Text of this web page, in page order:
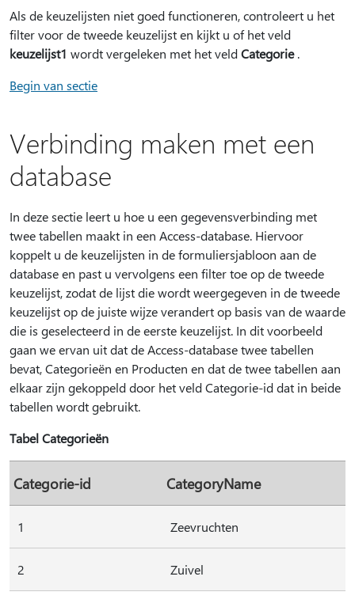
Als de keuzelijsten niet goed functioneren, controleert u het
filter voor de tweede keuzelijst en kijkt u of het veld
keuzelijst1 wordt vergeleken met het veldCategorie.
Begin van sectie
Verbinding maken met een
database
In deze sectie leert u hoe u een gegevensverbinding met
twee tabellen maakt in een Access-database. Hiervoor
koppelt u de keuzelijsten in de formuliersjabloon aan de
database en past u vervolgens een filter toe op de tweede
keuzelijst, zodat de lijst die wordt weergegeven in de tweede
keuzelijst op de juiste wijze verandert op basis van de waarde
die is geselecteerd in de eerste keuzelijst. In dit voorbeeld
gaan we ervan uit dat de Access-database twee tabellen
bevat, Categorieën en Producten en dat de twee tabellen aan
elkaar zijn gekoppeld door het veld Categorie-id dat in beide
tabellen wordt gebruikt.
Tabel Categorieën
Categorie-id CategoryName
1 Zeevruchten
2 Zuivel